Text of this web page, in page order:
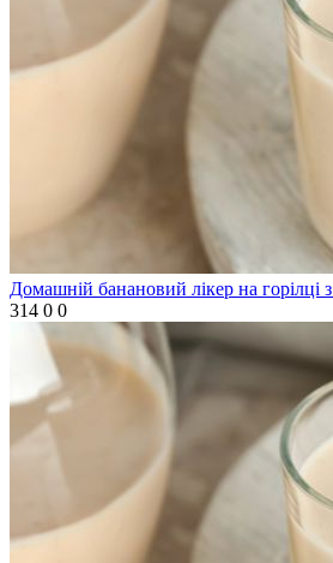
Домашній банановий лікер на
314 0 0